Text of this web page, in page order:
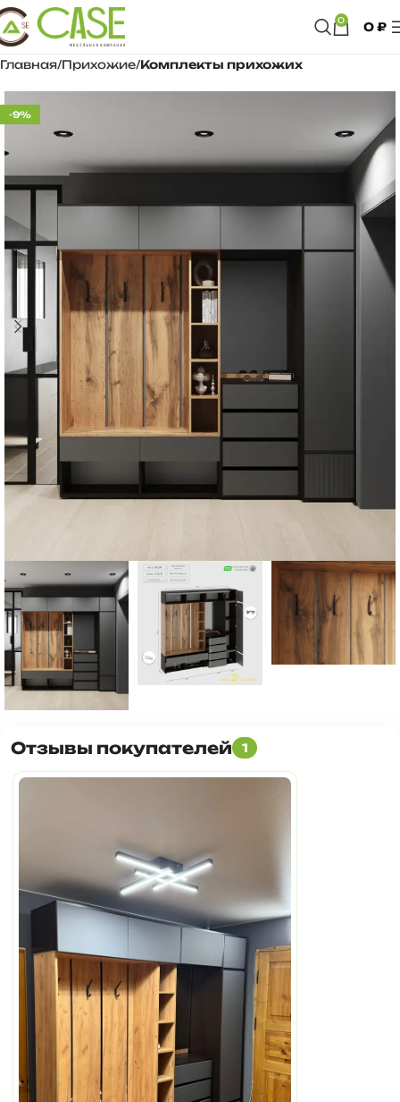
0 0₽
Главная Прихожие Комплекты прихожих
-9%
Отзывы покупателей 1